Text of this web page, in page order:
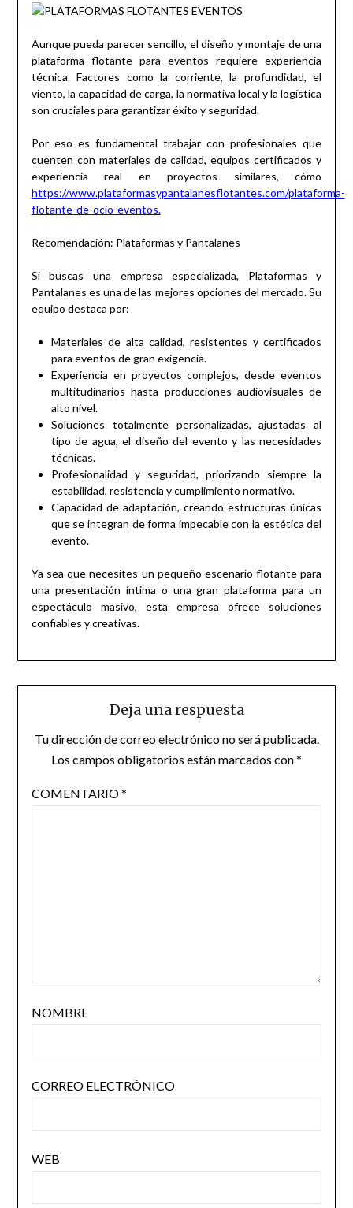
Aunque pueda parecer sencillo, el diseño y montaje de una
plataforma flotante para eventos requiere experiencia
técnica. Factores como la corriente, la profundidad, el
viento, la capacidad de carga, la normativa local y la logística
son cruciales para garantizar éxito y seguridad.
Por eso es fundamental trabajar con profesionales que
cuenten con materiales de calidad, equipos certificados y
experiencia real en proyectos similares, cómo
https://www.plataformasypantalanesflotantes.com/plataforma-
flotante-de-ocio-eventos.
Recomendación: Plataformas y Pantalanes
Si buscas una empresa especializada, Plataformas y
Pantalanes es una de las mejores opciones del mercado. Su
equipo destaca por:
Materiales de alta calidad, resistentes y certificados
para eventos de gran exigencia.
Experiencia en proyectos complejos, desde eventos
multitudinarios hasta producciones audiovisuales de
alto nivel.
Soluciones totalmente personalizadas, ajustadas al
tipo de agua, el diseño del evento y las necesidades
técnicas.
Profesionalidad y seguridad, priorizando siempre la
estabilidad, resistencia y cumplimiento normativo.
Capacidad de adaptación, creando estructuras únicas
que se integran de forma impecable con la estética del
evento.
Ya sea que necesites un pequeño escenario flotante para
una presentación íntima o una gran plataforma para un
espectáculo masivo, esta empresa ofrece soluciones
confiables y creativas.
Deja una respuesta
Tu dirección de correo electrónico no será publicada.
Los campos obligatorios están marcados con*
COMENTARIO*
NOMBRE
CORREO ELECTRÓNICO
WEB